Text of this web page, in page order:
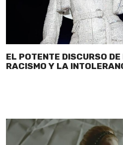
EL POTENTE DISCURSO
RACISMO Y LA